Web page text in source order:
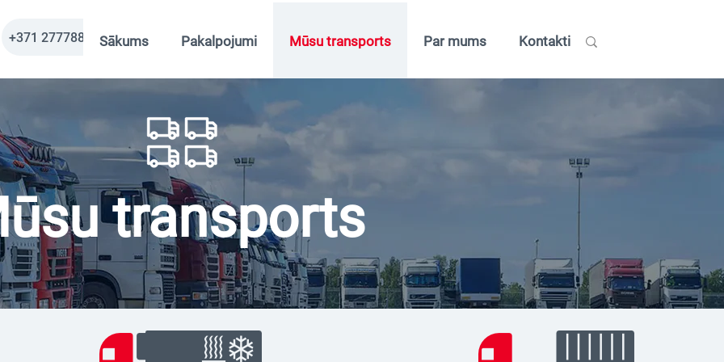
+371 27778820 Sākums Pakalpojumi Mūsu transports Par mums Kontakti
transports